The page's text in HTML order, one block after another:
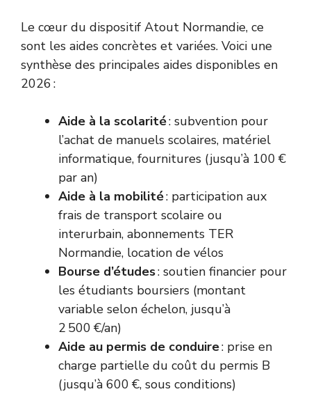
Le cœur du dispositif Atout Normandie, ce
sont les aides concrètes et variées. Voici une
synthèse des principales aides disponibles en
2026 :
Aide à la scolarité: subvention pour
l’achat de manuels scolaires, matériel
informatique, fournitures (jusqu’à 100 €
par an)
Aide à la mobilité: participation aux
frais de transport scolaire ou
interurbain, abonnements TER
Normandie, location de vélos
Bourse d’études: soutien financier pour
les étudiants boursiers (montant
variable selon échelon, jusqu’à
2 500 €/an)
Aide au permis de conduire: prise en
charge partielle du coût du permis B
(jusqu’à 600 €, sous conditions)